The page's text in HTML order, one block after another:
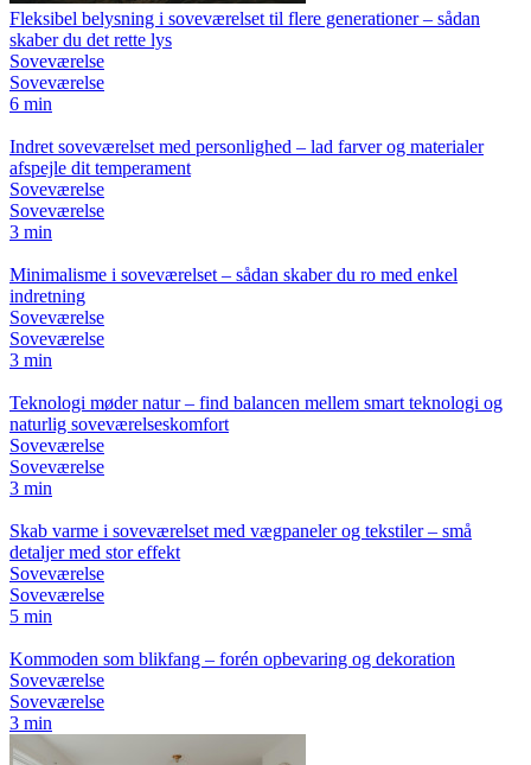
Fleksibel belysning i soveværelset til flere generationer – sådan
skaber du det rette lys
Soveværelse
Soveværelse
6 min
Indret soveværelset med personlighed – lad farver og materialer
afspejle dit temperament
Soveværelse
Soveværelse
3 min
Minimalisme i soveværelset – sådan skaber du ro med enkel
indretning
Soveværelse
Soveværelse
3 min
Teknologi møder natur – find balancen mellem smart teknologi og
naturlig soveværelseskomfort
Soveværelse
Soveværelse
3 min
Skab varme i soveværelset med vægpaneler og tekstiler – små
detaljer med stor effekt
Soveværelse
Soveværelse
5 min
Kommoden som blikfang – forén opbevaring og dekoration
Soveværelse
Soveværelse
3 min